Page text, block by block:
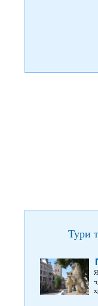
Тури